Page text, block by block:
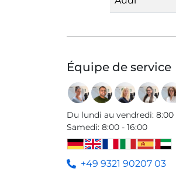
Équipe de service
Du lundi au vendredi: 8:00
Samedi: 8:00 - 16:00
+49 9321 90207 03